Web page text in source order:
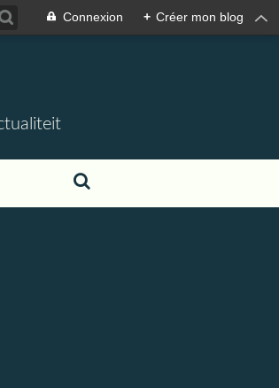
Connexion + Créer mon blog